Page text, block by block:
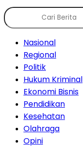
Nasional
Regional
Politik
Hukum Kriminal
Ekonomi Bisnis
Pendidikan
Kesehatan
Olahraga
Opini